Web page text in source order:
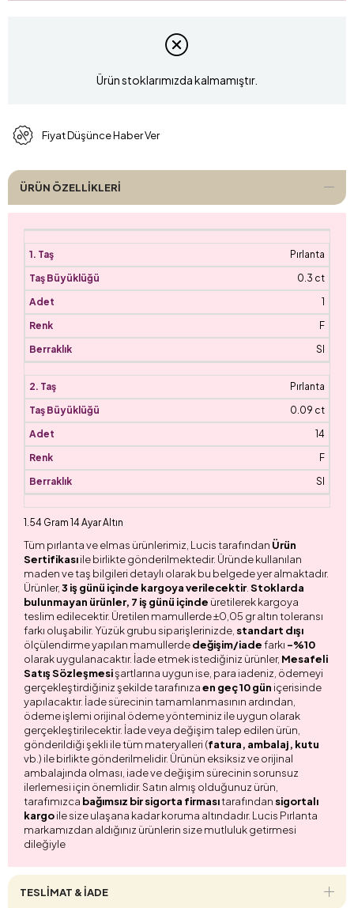
Ürün stoklarımızda kalmamıştır.
Fiyat Düşünce Haber Ver
ÜRÜN ÖZELLIKLERI
Pırlanta
0.3 ct
1
F
SI
Pırlanta
0.09 ct
14
F
SI
1.54 Gram 14 Ayar Altın
Tüm pırlanta ve elmas ürünlerimiz, Lucis tarafından Ürün
Sertifikasıile birlikte gönderilmektedir. Üründe kullanılan
maden ve taş bilgileri detaylı olarak bu belgede yer almaktadır.
Ürünler,3 iş günü içinde kargoya verilecektir. Stoklarda
bulunmayan ürünler, 7 iş günü içinde üretilerek kargoya
teslim edilecektir. Üretilen mamullerde ±0,05 gr altın toleransı
farkı oluşabilir. Yüzük grubu siparişlerinizde, standart dışı
ölçülendirme yapılan mamullerdedeğişim/iadefarkı -%10
olarak uygulanacaktır. İade etmek istediğiniz ürünler, Mesafeli
Satış Sözleşmesişartlarına uygun ise, para iadeniz, ödemeyi
gerçekleştirdiğiniz şekilde tarafınızaen geç 10 gün içerisinde
yapılacaktır. İade sürecinin tamamlanmasının ardından,
ödeme işlemi orijinal ödeme yönteminiz ile uygun olarak
gerçekleştirilecektir. İade veya değişim talep edilen ürün,
gönderildiği şekli ile tüm materyalleri (fatura, ambalaj, kutu
vb.) ile birlikte gönderilmelidir. Ürünün eksiksiz ve orijinal
ambalajında olması, iade ve değişim sürecinin sorunsuz
ilerlemesi için önemlidir. Satın almış olduğunuz ürün,
tarafımızca bağımsız bir sigorta firmasıtarafından sigortalı
kargoile size ulaşana kadar koruma altındadır. Lucis Pırlanta
markamızdan aldığınız ürünlerin size mutluluk getirmesi
dileğiyle
TESLİMAT & İADE